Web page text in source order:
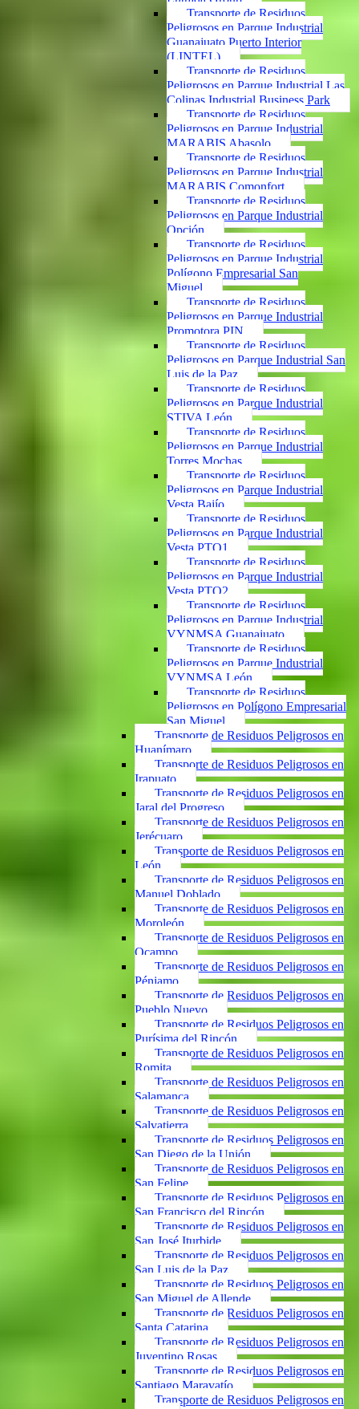
Transporte de Residuos
Peligrosos en Parque Industrial
Guanajuato Puerto Interior
(LINTEL)
Transporte de Residuos
Peligrosos en Parque Industrial Las
Colinas Industrial Business Park
Transporte de Residuos
Peligrosos en Parque Industrial
MARABIS Abasolo
Transporte de Residuos
Peligrosos en Parque Industrial
MARABIS Comonfort
Transporte de Residuos
Peligrosos en Parque Industrial
Opción
Transporte de Residuos
Peligrosos en Parque Industrial
Polígono Empresarial San
Miguel
Transporte de Residuos
Peligrosos en Parque Industrial
Promotora PIN
Transporte de Residuos
Peligrosos en Parque Industrial San
Luis de la Paz
Transporte de Residuos
Peligrosos en Parque Industrial
STIVA León
Transporte de Residuos
Peligrosos en Parque Industrial
Torres Mochas
Transporte de Residuos
Peligrosos en Parque Industrial
Vesta Bajío
Transporte de Residuos
Peligrosos en Parque Industrial
Vesta PTO1
Transporte de Residuos
Peligrosos en Parque Industrial
Vesta PTO2
Transporte de Residuos
Peligrosos en Parque Industrial
VYNMSA Guanajuato
Transporte de Residuos
Peligrosos en Parque Industrial
VYNMSA León
Transporte de Residuos
Peligrosos en Polígono Empresarial
San Miguel
Transporte de Residuos Peligrosos en
Huanímaro
Transporte de Residuos Peligrosos en
Irapuato
Transporte de Residuos Peligrosos en
Jaral del Progreso
Transporte de Residuos Peligrosos en
Jerécuaro
Transporte de Residuos Peligrosos en
León
Transporte de Residuos Peligrosos en
Manuel Doblado
Transporte de Residuos Peligrosos en
Moroleón
Transporte de Residuos Peligrosos en
Ocampo
Transporte de Residuos Peligrosos en
Pénjamo
Transporte de Residuos Peligrosos en
Pueblo Nuevo
Transporte de Residuos Peligrosos en
Purísima del Rincón
Transporte de Residuos Peligrosos en
Romita
Transporte de Residuos Peligrosos en
Salamanca
Transporte de Residuos Peligrosos en
Salvatierra
Transporte de Residuos Peligrosos en
San Diego de la Unión
Transporte de Residuos Peligrosos en
San Felipe
Transporte de Residuos Peligrosos en
San Francisco del Rincón
Transporte de Residuos Peligrosos en
San José Iturbide
Transporte de Residuos Peligrosos en
San Luis de la Paz
Transporte de Residuos Peligrosos en
San Miguel de Allende
Transporte de Residuos Peligrosos en
Santa Catarina
Transporte de Residuos Peligrosos en
Juventino Rosas
Transporte de Residuos Peligrosos en
Santiago Maravatío
Transporte de Residuos Peligrosos en